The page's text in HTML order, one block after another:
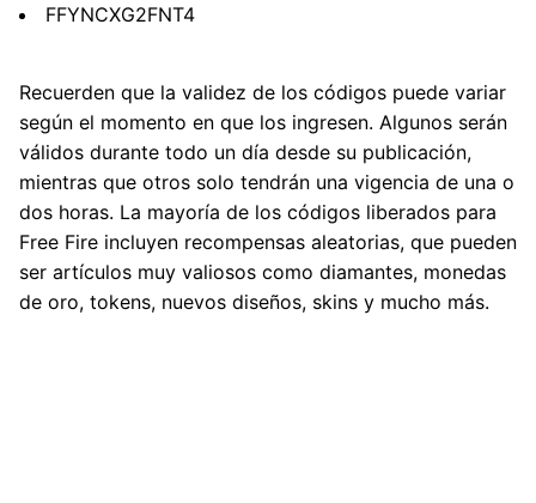
FFYNCXG2FNT4
Recuerden que la validez de los códigos puede variar
según el momento en que los ingresen. Algunos serán
válidos durante todo un día desde su publicación,
mientras que otros solo tendrán una vigencia de una o
dos horas. La mayoría de los códigos liberados para
Free Fire incluyen recompensas aleatorias, que pueden
ser artículos muy valiosos como diamantes, monedas
de oro, tokens, nuevos diseños, skins y mucho más.